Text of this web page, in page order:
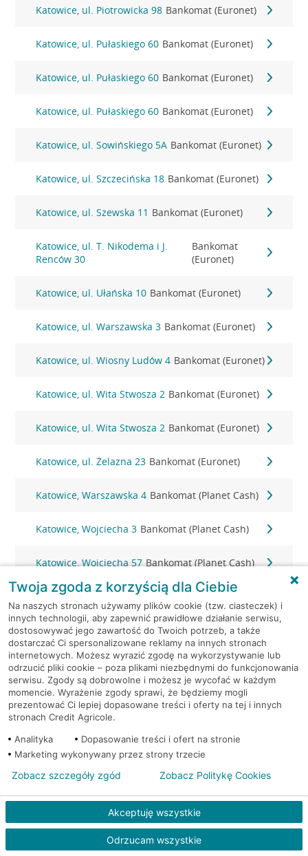
Katowice, ul. Piotrowicka 98 Bankomat (Euronet)
Katowice, ul. Pułaskiego 60 Bankomat (Euronet)
Katowice, ul. Pułaskiego 60 Bankomat (Euronet)
Katowice, ul. Pułaskiego 60 Bankomat (Euronet)
Katowice, ul. Sowińskiego 5A Bankomat (Euronet)
Katowice, ul. Szczecińska 18 Bankomat (Euronet)
Katowice, ul. Szewska 11 Bankomat (Euronet)
Katowice, ul. T. Nikodema i J.
Renców 30
Bankomat
(Euronet)
Katowice, ul. Ułańska 10 Bankomat (Euronet)
Katowice, ul. Warszawska 3 Bankomat (Euronet)
Katowice, ul. Wiosny Ludów 4 Bankomat (Euronet)
Katowice, ul. Wita Stwosza 2 Bankomat (Euronet)
Katowice, ul. Wita Stwosza 2 Bankomat (Euronet)
Katowice, ul. Żelazna 23 Bankomat (Euronet)
Katowice, Warszawska 4 Bankomat (Planet Cash)
Katowice, Wojciecha 3 Bankomat (Planet Cash)
Katowice, Wojciecha 57 Bankomat (Planet Cash)
Katowice, Zabrska 17 Bankomat (Planet Cash)
Łaziska Górne, św Barbary
12
Bankomat (Planet
Cash)
Lędziny, Hołdunowska
18A
Bankomat (Planet
Cash)
Lędziny, Lędzińska 145
Lędziny, Lędzińska 55 Bankomat (Planet Cash)
Dworcowa 14
Cash)
Miasteczko Śląskie, Rynek
8
Bankomat (Planet
Cash)
Twoja zgoda z korzyścią dla Ciebie
Na naszych stronach używamy plików cookie (tzw. ciasteczek) i
innych technologii, aby zapewnić prawidłowe działanie serwisu,
dostosowywać jego zawartość do Twoich potrzeb, a także
dostarczać Ci spersonalizowane reklamy na innych stronach
internetowych. Możesz wyrazić zgodę na wykorzystywanie lub
odrzucić pliki cookie – poza plikami niezbędnymi do funkcjonowania
serwisu. Zgody są dobrowolne i możesz je wycofać w każdym
momencie. Wyrażenie zgody sprawi, że będziemy mogli
prezentować Ci lepiej dopasowane treści i oferty na tej i innych
stronach Credit Agricole.
Analityka
Dopasowanie treści i ofert na stronie
Marketing wykonywany przez strony trzecie
Akceptuję wszystkie
Odrzucam wszystkie
Zobacz szczegóły zgód Zobacz Politykę Cookies